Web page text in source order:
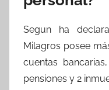
Segun ha
Milagros posee
cuentas
pensiones y 2